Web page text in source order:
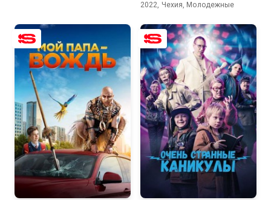
2022, Чехия, Молодежные
6.5 3.6 5.9 5.5